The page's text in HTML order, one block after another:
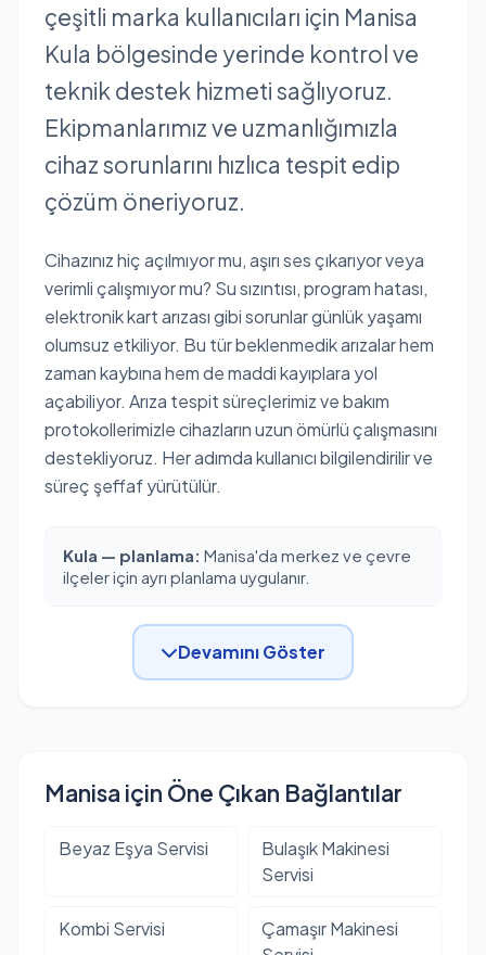
çeşitli marka kullanıcıları için Manisa
Kula bölgesinde yerinde kontrol ve
teknik destek hizmeti sağlıyoruz.
Ekipmanlarımız ve uzmanlığımızla
cihaz sorunlarını hızlıca tespit edip
çözüm öneriyoruz.
Cihazınız hiç açılmıyor mu, aşırı ses çıkarıyor veya
verimli çalışmıyor mu? Su sızıntısı, program hatası,
elektronik kart arızası gibi sorunlar günlük yaşamı
olumsuz etkiliyor. Bu tür beklenmedik arızalar hem
zaman kaybına hem de maddi kayıplara yol
açabiliyor. Arıza tespit süreçlerimiz ve bakım
protokollerimizle cihazların uzun ömürlü çalışmasını
destekliyoruz. Her adımda kullanıcı bilgilendirilir ve
süreç şeffaf yürütülür.
Kula — planlama: Manisa'da merkez ve çevre
ilçeler için ayrı planlama uygulanır.
Devamını Göster
Manisa için Öne Çıkan Bağlantılar
Beyaz Eşya Servisi
Bulaşık Makinesi
Servisi
Kombi Servisi
Çamaşır Makinesi